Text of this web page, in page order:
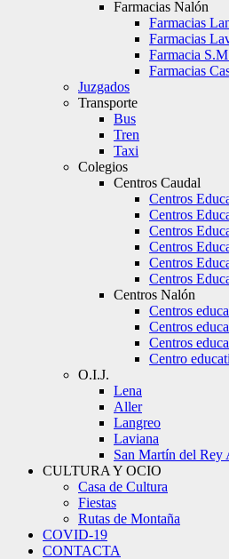
Farmacias Nalón
Farmacias
Farmacias
Farmacia
Farmacias
Juzgados
Transporte
Bus
Tren
Taxi
Colegios
Centros Caudal
Centros
Centros
Centros
Centros
Centros
Centros
Centros Nalón
Centros
Centros
Centros
Centro
O.I.J.
Lena
Aller
Langreo
Laviana
San Martín del Rey
CULTURA Y OCIO
Casa de Cultura
Fiestas
Rutas de Montaña
COVID-19
CONTACTA